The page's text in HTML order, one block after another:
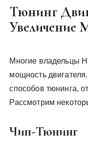
Тюнинг
Увеличение
Многие владельцы
мощность
способов тюнинга,
Рассмотрим
Чип-Тюнинг